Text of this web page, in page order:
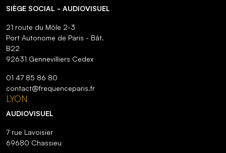
SIÈGE SOCIAL - AUDIOVISUEL
21 route du Môle 2-3
Port Autonome de Paris - Bât.
B22
92631 Gennevilliers Cedex
01 47 85 86 80
contact@frequenceparis.fr
LYON
AUDIOVISUEL
7 rue Lavoisier
69680 Chassieu